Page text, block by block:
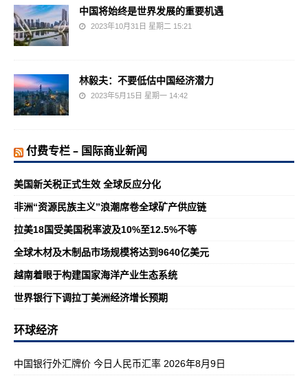
中国将始终是世界发展的重要机遇
2023年10月31日 星期二 15:21
林毅夫：不要低估中国经济潜力
2023年5月15日 星期一 14:42
付费专栏 – 国际商业新闻
美国新关税正式生效 全球反应分化
非洲“资源民族主义”浪潮席卷全球矿产供应链
拉美18国受美国税率波及10%至12.5%不等
全球木材及木制品市场规模将达到9640亿美元
越南着眼于构建国家海洋产业生态系统
世界银行下调拉丁美洲经济增长预期
环球经济
中国银行外汇牌价 今日人民币汇率 2026年8月9日